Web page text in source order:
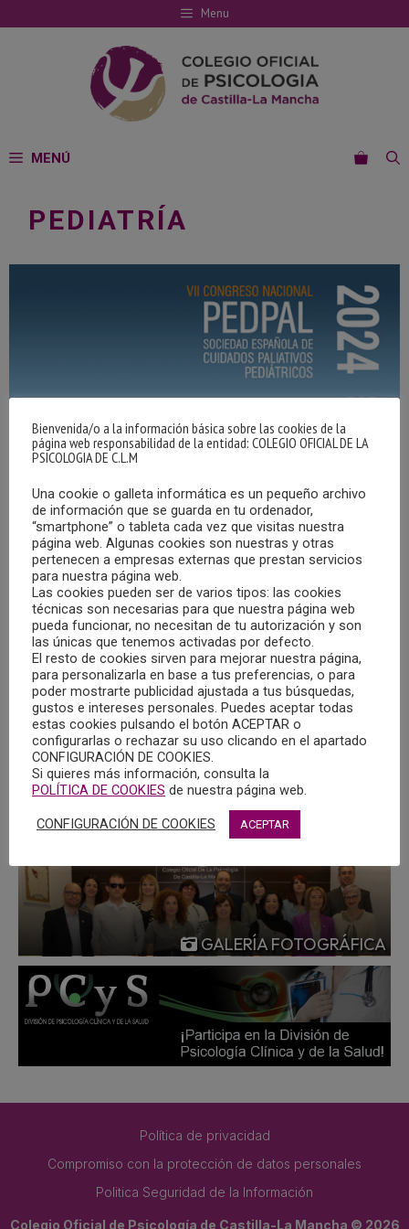
al
Menu
MENÚ
PEDIATRÍA
VII CONGRESO NACIONAL DE LA SOCIEDAD
ESPAÑOLA DE CUIDADOS PALIATIVOS
PEDIÁTRICOS
29/02/2024
Los días 18 y 19 de abril de 2024, se celebrará en
Barcelona, en formato híbrido, el VII Congreso Nacional de
la Sociedad Española de Cuidados Paliativos Pediátricos
(PEDPAL), bajo el lema, “Centrados en el niño,
acompañando a la familia: una arquitectura única”.
MÁS
GALERÍA FOTOGRÁFICA
Política de privacidad
Compromiso con la protección de datos personales
Politica Seguridad de la Información
Colegio Oficial de Psicología de Castilla-La Mancha © 2026
Bienvenida/o a la información básica sobre las cookies de la
página web responsabilidad de la entidad: COLEGIO OFICIAL DE LA
PSICOLOGIA DE C.L.M
Una cookie o galleta informática es un pequeño archivo
de información que se guarda en tu ordenador,
“smartphone” o tableta cada vez que visitas nuestra
página web. Algunas cookies son nuestras y otras
pertenecen a empresas externas que prestan servicios
para nuestra página web.
Las cookies pueden ser de varios tipos: las cookies
técnicas son necesarias para que nuestra página web
pueda funcionar, no necesitan de tu autorización y son
las únicas que tenemos activadas por defecto.
El resto de cookies sirven para mejorar nuestra página,
para personalizarla en base a tus preferencias, o para
poder mostrarte publicidad ajustada a tus búsquedas,
gustos e intereses personales. Puedes aceptar todas
estas cookies pulsando el botón ACEPTAR o
configurarlas o rechazar su uso clicando en el apartado
CONFIGURACIÓN DE COOKIES.
Si quieres más información, consulta la
POLÍTICA DE COOKIES de nuestra página web.
CONFIGURACIÓN DE COOKIES ACEPTAR